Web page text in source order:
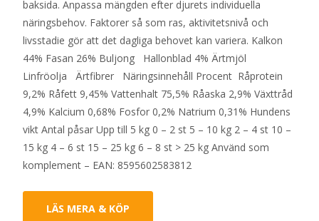
baksida. Anpassa mängden efter djurets individuella
näringsbehov. Faktorer så som ras, aktivitetsnivå och
livsstadie gör att det dagliga behovet kan variera. Kalkon
44% Fasan 26% Buljong Hallonblad 4% Ärtmjöl
Linfröolja Ärtfibrer Näringsinnehåll Procent Råprotein
9,2% Råfett 9,45% Vattenhalt 75,5% Råaska 2,9% Växttråd
4,9% Kalcium 0,68% Fosfor 0,2% Natrium 0,31% Hundens
vikt Antal påsar Upp till 5 kg 0 – 2 st 5 – 10 kg 2 – 4 st 10 –
15 kg 4 – 6 st 15 – 25 kg 6 – 8 st > 25 kg Använd som
komplement – EAN: 8595602583812
LÄS MERA & KÖP